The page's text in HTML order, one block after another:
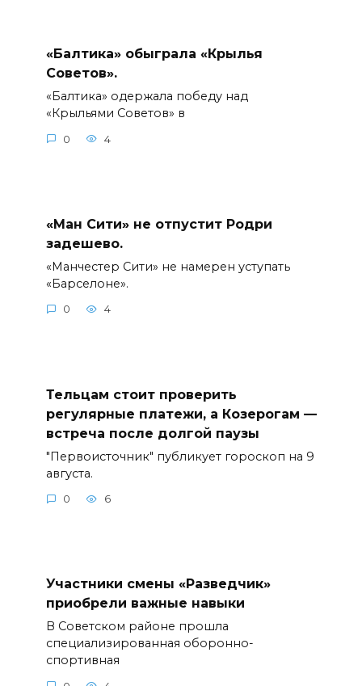
«Балтика» обыграла «Крылья
Советов».
«Балтика» одержала победу над
«Крыльями Советов» в
0 4
«Ман Сити» не отпустит Родри
задешево.
«Манчестер Сити» не намерен уступать
«Барселоне».
0 4
Тельцам стоит проверить
регулярные платежи, а Козерогам —
встреча после долгой паузы
"Первоисточник" публикует гороскоп на 9
августа.
0 6
Участники смены «Разведчик»
приобрели важные навыки
В Советском районе прошла
специализированная оборонно-
спортивная